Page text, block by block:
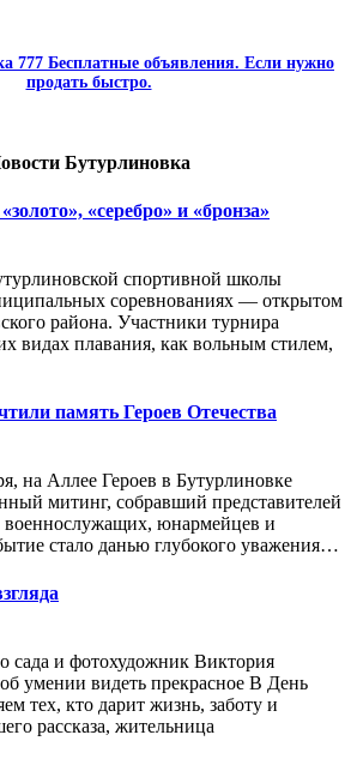
777 Бесплатные объявления. Если нужно
продать быстро.
Бутурлиновка
«серебро» и «бронза»
спортивной школы
соревнованиях — открытом
района. Участники турнира
видах плавания, как вольным стилем,
память Героев Отечества
на Аллее Героев в Бутурлиновке
митинг, собравший представителей
военнослужащих, юнармейцев и
стало данью глубокого уважения…
сада и фотохудожник Виктория
умении видеть прекрасное В День
тех, кто дарит жизнь, заботу и
рассказа, жительница